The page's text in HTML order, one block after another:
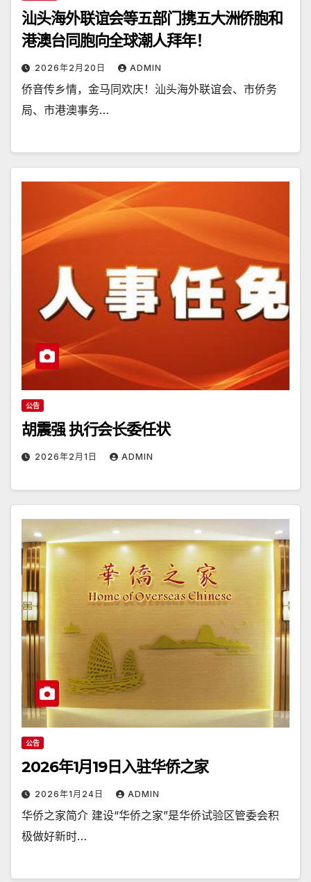
汕头海外联谊会等五部门携五大洲侨胞和
港澳台同胞向全球潮人拜年！
2026年2月20日 ADMIN
侨音传乡情，金马同欢庆！汕头海外联谊会、市侨务
局、市港澳事务…
公告
胡震强 执行会长委任状
2026年2月1日 ADMIN
公告
2026年1月19日入驻华侨之家
2026年1月24日 ADMIN
华侨之家简介 建设“华侨之家”是华侨试验区管委会积
极做好新时…